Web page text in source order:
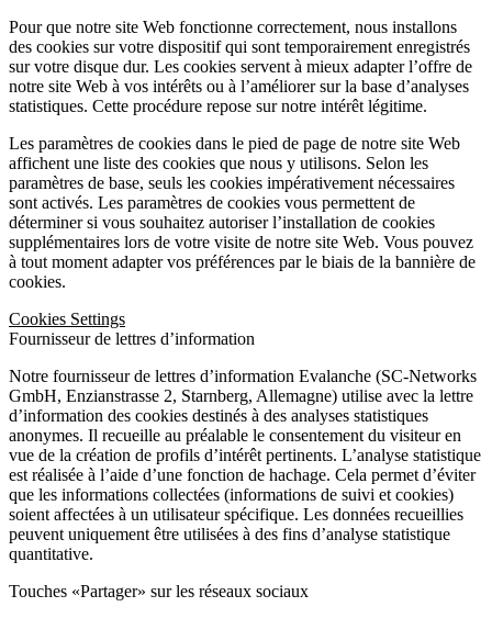
Pour que notre site Web fonctionne correctement, nous installons
des cookies sur votre dispositif qui sont temporairement enregistrés
sur votre disque dur. Les cookies servent à mieux adapter l’offre de
notre site Web à vos intérêts ou à l’améliorer sur la base d’analyses
statistiques. Cette procédure repose sur notre intérêt légitime.
Les paramètres de cookies dans le pied de page de notre site Web
affichent une liste des cookies que nous y utilisons. Selon les
paramètres de base, seuls les cookies impérativement nécessaires
sont activés. Les paramètres de cookies vous permettent de
déterminer si vous souhaitez autoriser l’installation de cookies
supplémentaires lors de votre visite de notre site Web. Vous pouvez
à tout moment adapter vos préférences par le biais de la bannière de
cookies.
Cookies Settings
Fournisseur de lettres d’information
Notre fournisseur de lettres d’information Evalanche (SC-Networks
GmbH, Enzianstrasse 2, Starnberg, Allemagne) utilise avec la lettre
d’information des cookies destinés à des analyses statistiques
anonymes. Il recueille au préalable le consentement du visiteur en
vue de la création de profils d’intérêt pertinents. L’analyse statistique
est réalisée à l’aide d’une fonction de hachage. Cela permet d’éviter
que les informations collectées (informations de suivi et cookies)
soient affectées à un utilisateur spécifique. Les données recueillies
peuvent uniquement être utilisées à des fins d’analyse statistique
quantitative.
Touches «Partager» sur les réseaux sociaux